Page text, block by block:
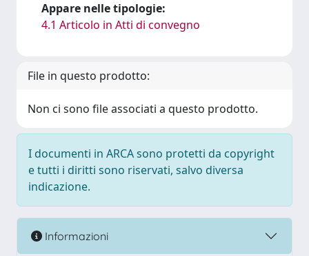
Appare nelle tipologie:
4.1 Articolo in Atti di convegno
File in questo prodotto:
Non ci sono file associati a questo prodotto.
I documenti in ARCA sono protetti da copyright
e tutti i diritti sono riservati, salvo diversa
indicazione.
Informazioni